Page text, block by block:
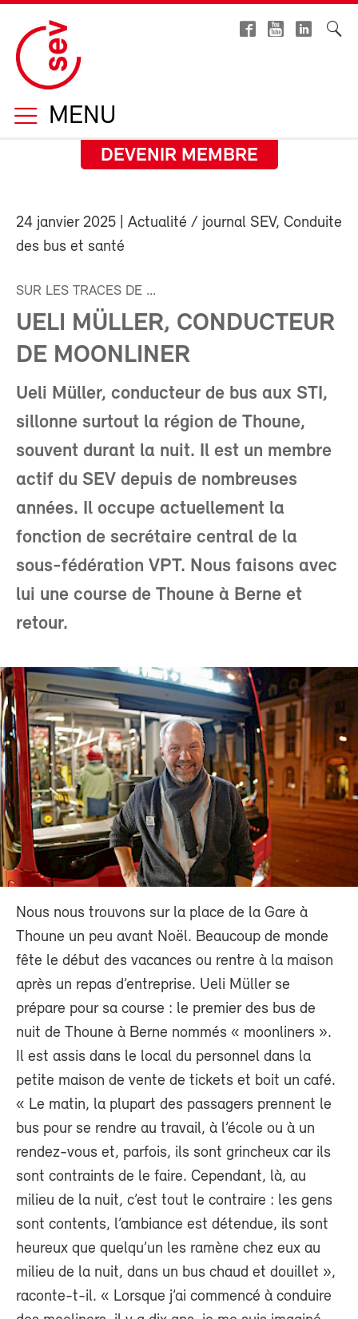
MENU
DEVENIR MEMBRE
24 janvier 2025 | Actualité / journal SEV, Conduite
des bus et santé
SUR LES TRACES DE ...
UELI MÜLLER, CONDUCTEUR
DE MOONLINER
Ueli Müller, conducteur de bus aux STI,
sillonne surtout la région de Thoune,
souvent durant la nuit. Il est un membre
actif du SEV depuis de nombreuses
années. Il occupe actuellement la
fonction de secrétaire central de la
sous-fédération VPT. Nous faisons avec
lui une course de Thoune à Berne et
retour.
Nous nous trouvons sur la place de la Gare à
Thoune un peu avant Noël. Beaucoup de monde
fête le début des vacances ou rentre à la maison
après un repas d’entreprise. Ueli Müller se
prépare pour sa course : le premier des bus de
nuit de Thoune à Berne nommés « moonliners ».
Il est assis dans le local du personnel dans la
petite maison de vente de tickets et boit un café.
« Le matin, la plupart des passagers prennent le
bus pour se rendre au travail, à l’école ou à un
rendez-vous et, parfois, ils sont grincheux car ils
sont contraints de le faire. Cependant, là, au
milieu de la nuit, c’est tout le contraire : les gens
sont contents, l’ambiance est détendue, ils sont
heureux que quelqu’un les ramène chez eux au
milieu de la nuit, dans un bus chaud et douillet »,
raconte-t-il. « Lorsque j’ai commencé à conduire